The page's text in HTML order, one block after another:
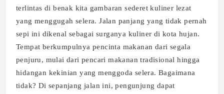
terlintas di benak kita gambaran sederet kuliner lezat
yang menggugah selera. Jalan panjang yang tidak pernah
sepi ini dikenal sebagai surganya kuliner di kota hujan.
Tempat berkumpulnya pencinta makanan dari segala
penjuru, mulai dari pencari makanan tradisional hingga
hidangan kekinian yang menggoda selera. Bagaimana
tidak? Di sepanjang jalan ini, pengunjung dapat